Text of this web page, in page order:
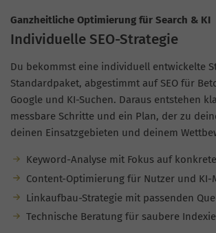
Ganzheitliche Optimierung für Search & KI
Individuelle SEO-Strategie
Du bekommst eine individuell entwickelte
Standardpaket, abgestimmt auf SEO für
Google und KI-Suchen. Daraus entstehen
messbare Schritte und ein Plan, der zu
deinen Einsatzgebieten und deinem
Keyword-Analyse mit Fokus auf
Content-Optimierung für Nutzer und KI-
Linkaufbau-Strategie mit passenden
Technische Beratung für saubere